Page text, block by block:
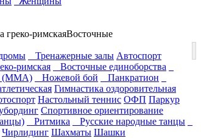
греко-римскаяВосточные
Тренажерные залы Автоспорт
римская
Восточные единоборства
(ММА) Ножевой бой
Панкратион
Гимнастика оздоровительная
Настольный теннис ОФП Паркур
Спортивное ориентирование
Ритмика
Русские народные танцы
Чирлидинг Шахматы Шашки